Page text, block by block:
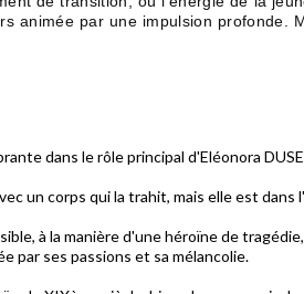
animée par une impulsion profonde.
dans le rôle principal d'Eléonora
un corps qui la trahit, mais elle est
à la manière d'une héroïne de tragédie,
par ses passions et sa mélancolie.